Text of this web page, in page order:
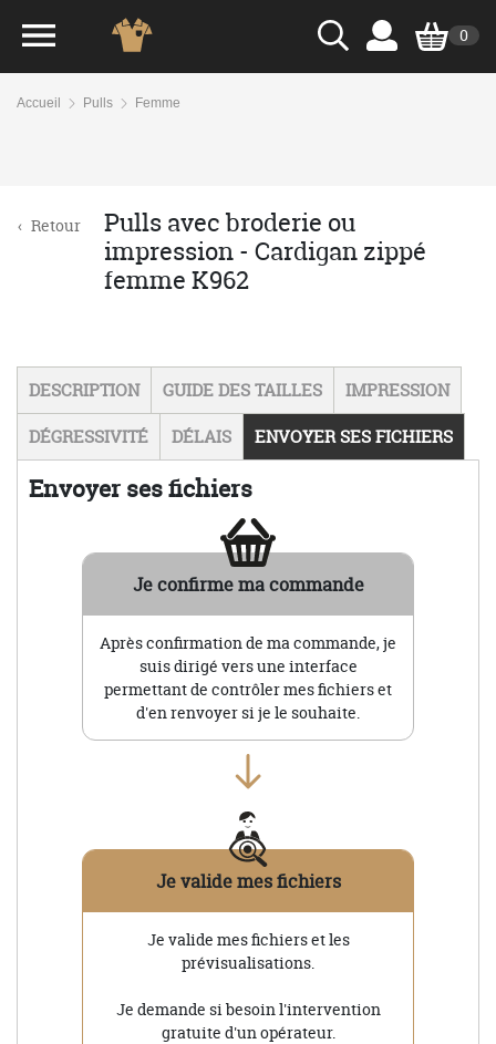
0
Accueil Pulls Femme
‹ Retour
Pulls avec broderie ou
impression - Cardigan zippé
femme K962
DESCRIPTION GUIDE DES TAILLES
IMPRESSION
DÉGRESSIVITÉ
DÉLAIS ENVOYER SES FICHIERS
Envoyer ses fichiers
Je confirme ma commande
Après confirmation de ma commande, je
suis dirigé vers une interface
permettant de contrôler mes fichiers et
d'en renvoyer si je le souhaite.
Je valide mes fichiers
Je valide mes fichiers et les
prévisualisations.
Je demande si besoin l'intervention
gratuite d'un opérateur.